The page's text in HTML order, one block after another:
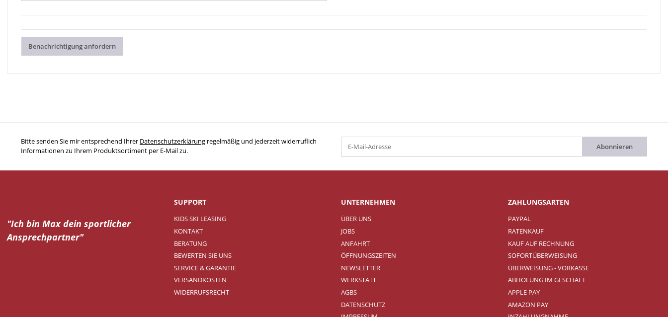
Benachrichtigung anfordern
Bitte senden Sie mir entsprechend Ihrer Datenschutzerklärung regelmäßig und jederzeit widerruflich
Informationen zu Ihrem Produktsortiment per E-Mail zu.
Abonnieren
"Ich bin Max dein sportlicher
Ansprechpartner"
SUPPORT
KIDS SKI LEASING
KONTAKT
BERATUNG
BEWERTEN SIE UNS
SERVICE & GARANTIE
VERSANDKOSTEN
WIDERRUFSRECHT
UNTERNEHMEN
ÜBER UNS
JOBS
ANFAHRT
ÖFFNUNGSZEITEN
NEWSLETTER
WERKSTATT
AGBS
DATENSCHUTZ
ZAHLUNGSARTEN
PAYPAL
RATENKAUF
KAUF AUF RECHNUNG
SOFORTÜBERWEISUNG
ÜBERWEISUNG - VORKASSE
ABHOLUNG IM GESCHÄFT
APPLE PAY
AMAZON PAY